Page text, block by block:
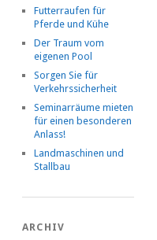
Futterraufen für
Pferde und Kühe
Der Traum vom
eigenen Pool
Sorgen Sie für
Verkehrssicherheit
Seminarräume mieten
für einen besonderen
Anlass!
Landmaschinen und
Stallbau
ARCHIV